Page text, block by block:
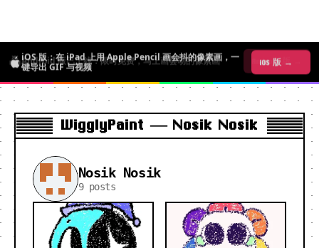
Android 版已上线：限时免费，马上画会动的像素画 Android 版 →
iOS 版：在 iPad 上用 Apple Pencil 画会抖的像素画，一
键导出 GIF 与视频
iOS 版 →
WigglyPaint — Nosik Nosik
Nosik Nosik
9 posts